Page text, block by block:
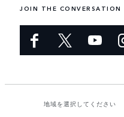
JOIN THE CONVERSATION
地域を選択してください​